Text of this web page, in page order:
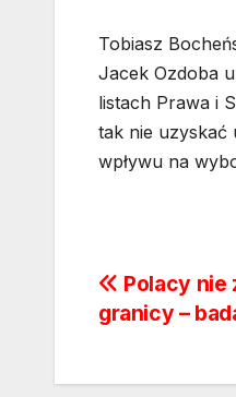
Tobiasz
Jacek Ozdoba
listach Prawa i
tak nie uzyskać
wpływu na
wpisu
Polacy nie
granicy –